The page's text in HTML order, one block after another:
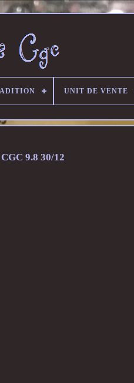
UNIT DE VENTE
9.8 30/12